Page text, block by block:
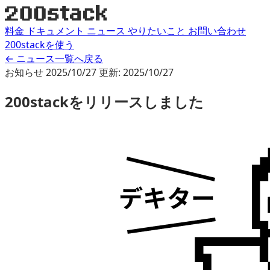
料金 ドキュメント ニュース やりたいこと お問い合わせ
200stackを使う
← ニュース一覧へ戻る
お知らせ2025/10/27更新: 2025/10/27
200stackをリリースしました